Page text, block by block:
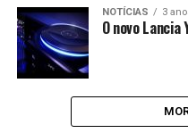
NOTÍCIAS 3
O novo Lancia